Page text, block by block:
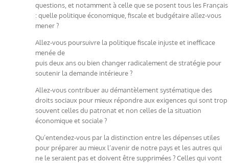
questions, et notamment à celle que se posent tous les Français
: quelle politique économique, fiscale et budgétaire allez-vous
mener ?
Allez-vous poursuivre la politique fiscale injuste et inefficace
menée de
puis deux ans ou bien changer radicalement de stratégie pour
soutenir la demande intérieure ?
Allez-vous contribuer au démantèlement systématique des
droits sociaux pour mieux répondre aux exigences qui sont trop
souvent celles du patronat et non celles de la situation
économique et sociale ?
Qu’entendez-vous par la distinction entre les dépenses utiles
pour préparer au mieux l’avenir de notre pays et les autres qui
ne le seraient pas et doivent être supprimées ? Celles qui vont